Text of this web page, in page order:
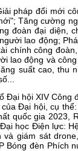
pháp đổi mới
Tăng cường
đoàn đại diện,
lao động;
chính công
lao động và
suất cao, thu
Đại hội XIV Công
Đại hội, cụ
quốc gia 2023,
học Điện lực:
và giám sát
Bóng đèn Phích